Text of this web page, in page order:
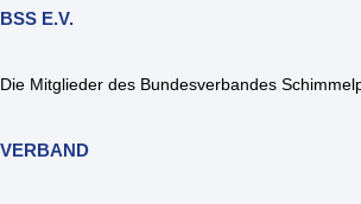
BSS E.V.
Die Mitglieder des Bundesverbandes
VERBAND